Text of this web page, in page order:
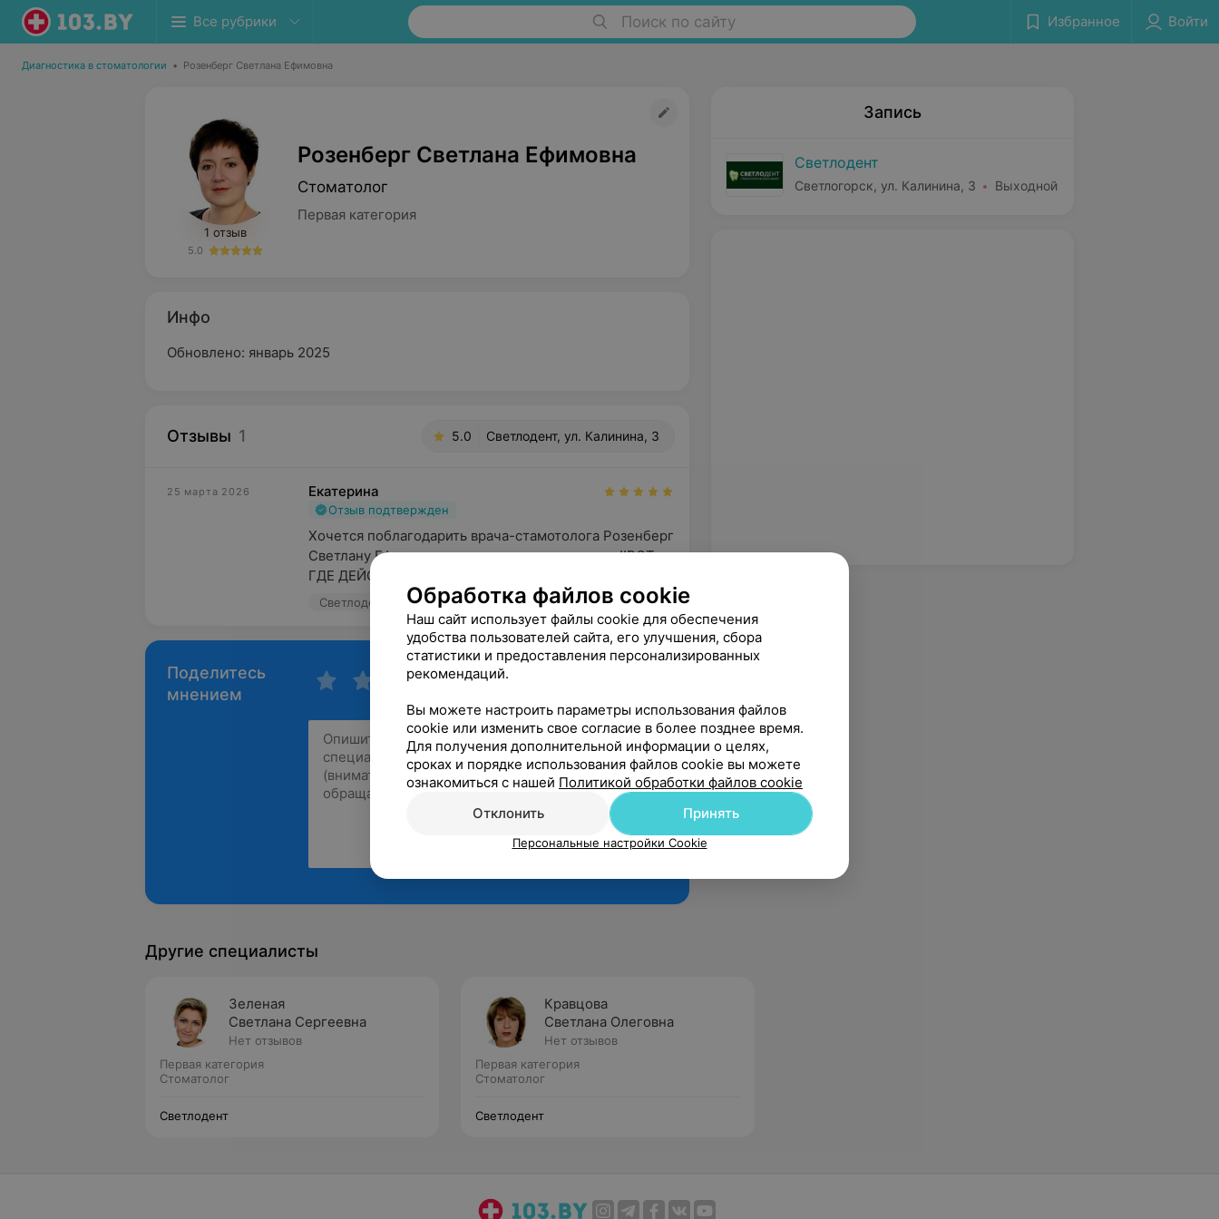
Все рубрики Поиск по сайту Избранное Войти
Диагностика в стоматологии • Розенберг Светлана Ефимовна
1 отзыв
5.0
Розенберг Светлана Ефимовна
Стоматолог
Первая категория
Инфо
Обновлено: январь 2025
Отзывы 1 5.0 Светлодент, ул. Калинина, 3
25 марта 2026 Екатерина
Отзыв подтвержден
Хочется поблагодарить врача-стамотолога Розенберг
Светлану Ефимовну за качественное лечение !!ВОТ
ГДЕ ДЕЙСТВИТЕЛЬНО Врач...
Светлодент, ул. Калинина, 3
Поделитесь
мнением
Рекомендую
Запись
Светлодент
Светлогорск, ул. Калинина, 3 Выходной
Другие специалисты
Зеленая
Светлана Сергеевна
Нет отзывов
Первая категория
Стоматолог
Светлодент
Кравцова
Светлана Олеговна
Нет отзывов
Первая категория
Стоматолог
Светлодент
Обработка файлов cookie
Наш сайт использует файлы cookie для обеспечения
удобства пользователей сайта, его улучшения, сбора
статистики и предоставления персонализированных
рекомендаций.
Вы можете настроить параметры использования файлов
cookie или изменить свое согласие в более позднее время.
Для получения дополнительной информации о целях,
сроках и порядке использования файлов cookie вы можете
ознакомиться с нашей Политикой обработки файлов cookie
Отклонить
Принять
Персональные настройки Cookie